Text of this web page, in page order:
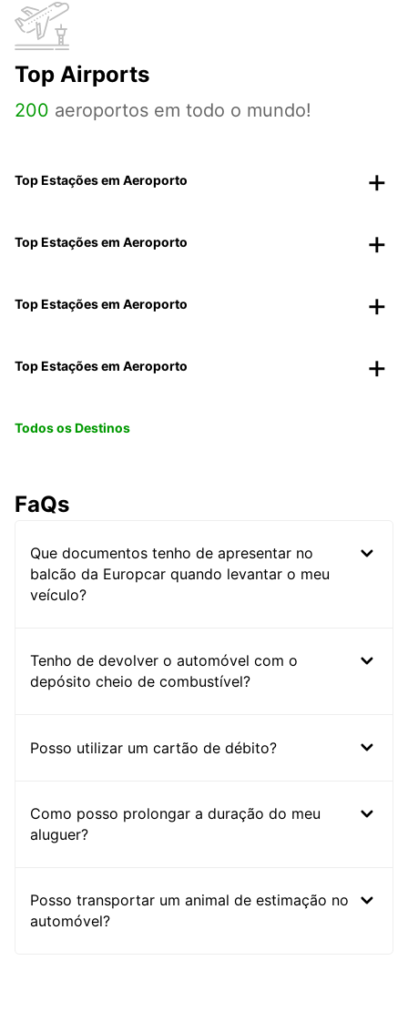
Top Airports
200 aeroportos em todo o mundo!
Top Estações em Aeroporto
Top Estações em Aeroporto
Top Estações em Aeroporto
Top Estações em Aeroporto
Todos os Destinos
FaQs
Que documentos tenho de apresentar no
balcão da Europcar quando levantar o meu
veículo?
Tenho de devolver o automóvel com o
depósito cheio de combustível?
Posso utilizar um cartão de débito?
Como posso prolongar a duração do meu
aluguer?
Posso transportar um animal de estimação no
automóvel?